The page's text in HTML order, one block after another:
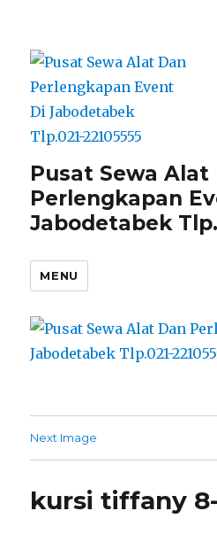
Pusat Sewa Alat
Perlengkapan
Jabodetabek
MENU
Next Image
kursi tiffany 8-